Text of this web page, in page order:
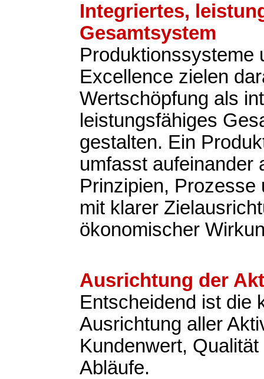
Integriertes,
Gesamtsystem
Produktionssysteme
Excellence zielen
Wertschöpfung als
leistungsfähiges
gestalten. Ein
umfasst aufeinander
Prinzipien, Prozesse
mit klarer
ökonomischer
Ausrichtung der
Entscheidend ist die
Ausrichtung aller
Kundenwert,
Abläufe.